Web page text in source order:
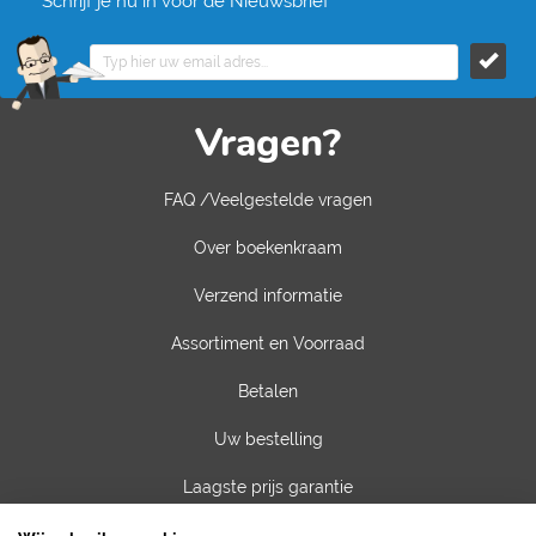
Vragen?
FAQ /Veelgestelde vragen
Over boekenkraam
Verzend informatie
Assortiment en Voorraad
Betalen
Uw bestelling
Laagste prijs garantie